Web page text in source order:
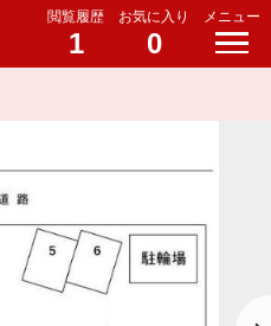
閲覧履歴
1
お気に入り
0
メニュー